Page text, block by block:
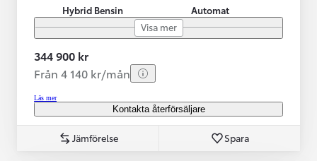
Hybrid Bensin
Automat
Visa mer
344 900 kr
Från 4 140 kr/mån
Läs mer
Kontakta återförsäljare
Jämförelse Spara